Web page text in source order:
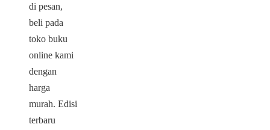
di pesan,
beli pada
toko buku
online kami
dengan
harga
murah. Edisi
terbaru